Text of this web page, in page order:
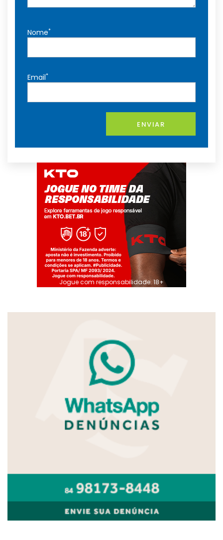
Nome*
Email*
ENVIAR
Jogue com responsabilidade. 18+